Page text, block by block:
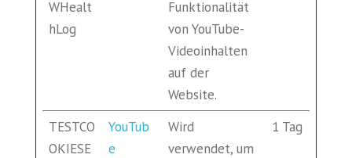
WHealt
hLog
Funktionalität
von YouTube-
Videoinhalten
auf der
Website.
TESTCO
OKIESE
YouTub
e
Wird
verwendet, um
1 Tag